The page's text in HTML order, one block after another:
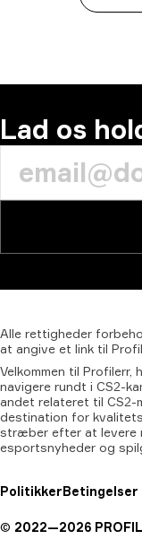
Lad os
Alle rettigheder
at angive et link til
Velkommen til
navigere rundt i CS2-
andet relateret til CS2-
destination for
stræber efter at levere
esportsnyheder og
PolitikkerBetingelser
© 2022—2026